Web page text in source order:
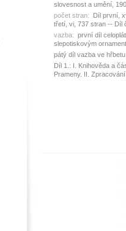
slovesnost a umění,
počet stran:
Díl první,
třetí, vi, 737 stran -- Díl
vazba: první díl
slepotiskovým
pátý díl vazba ve
Díl 1.: I. Knihověda a
Prameny. II.